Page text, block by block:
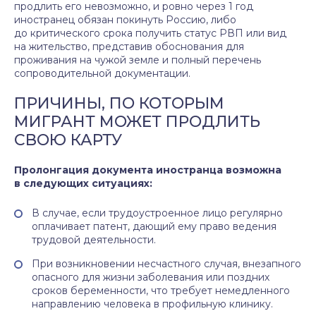
продлить его невозможно, и ровно через 1 год
иностранец обязан покинуть Россию, либо
до критического срока получить статус РВП или вид
на жительство, представив обоснования для
проживания на чужой земле и полный перечень
сопроводительной документации.
ПРИЧИНЫ, ПО КОТОРЫМ
МИГРАНТ МОЖЕТ ПРОДЛИТЬ
СВОЮ КАРТУ
Пролонгация документа иностранца возможна
в следующих ситуациях:
В случае, если трудоустроенное лицо регулярно
оплачивает патент, дающий ему право ведения
трудовой деятельности.
При возникновении несчастного случая, внезапного
опасного для жизни заболевания или поздних
сроков беременности, что требует немедленного
направлению человека в профильную клинику.